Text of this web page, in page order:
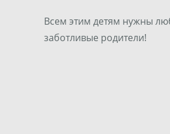
Всем этим детям нужны
заботливые родители!